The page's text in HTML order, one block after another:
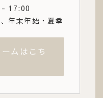
- 17:00
年末年始・夏季
ムはこち